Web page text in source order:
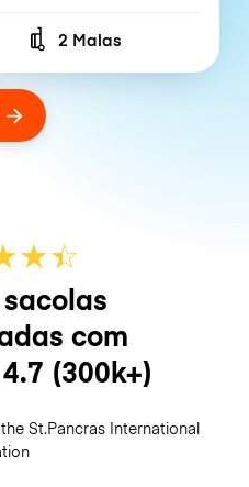
Number of bags
2 Malas
★☆
★
com
4.7 (300k+)
St.Pancras International